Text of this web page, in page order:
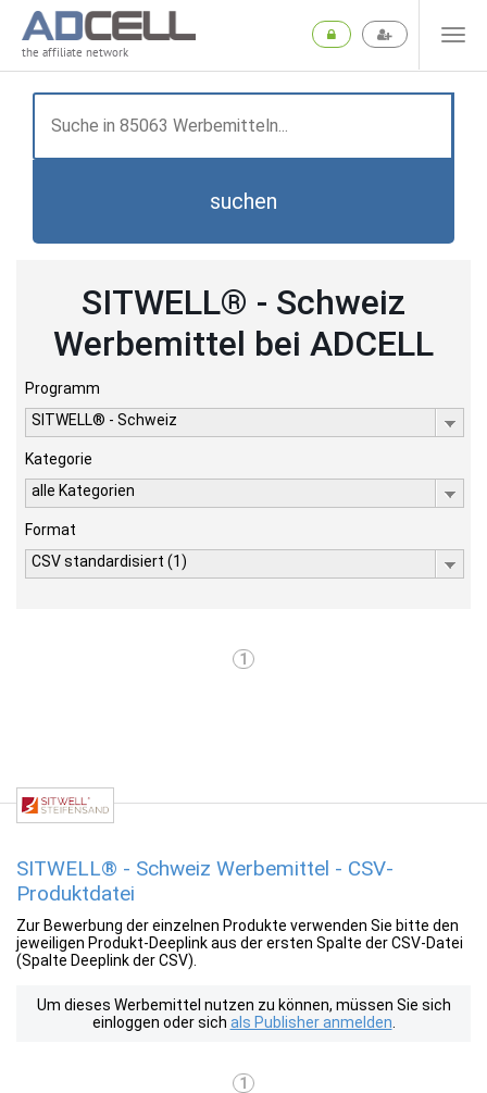
the affiliate network
suchen
SITWELL® - Schweiz
Werbemittel bei ADCELL
Programm
SITWELL® - Schweiz
Kategorie
alle Kategorien
Format
CSV standardisiert (1)
1
SITWELL® - Schweiz Werbemittel - CSV-
Produktdatei
Zur Bewerbung der einzelnen Produkte verwenden Sie bitte den
jeweiligen Produkt-Deeplink aus der ersten Spalte der CSV-Datei
(Spalte Deeplink der CSV).
Um dieses Werbemittel nutzen zu können, müssen Sie sich
einloggen oder sich als Publisher anmelden
1